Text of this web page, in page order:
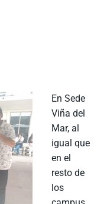
En Sede
Viña del
Mar, al
igual que
en el
resto de
los